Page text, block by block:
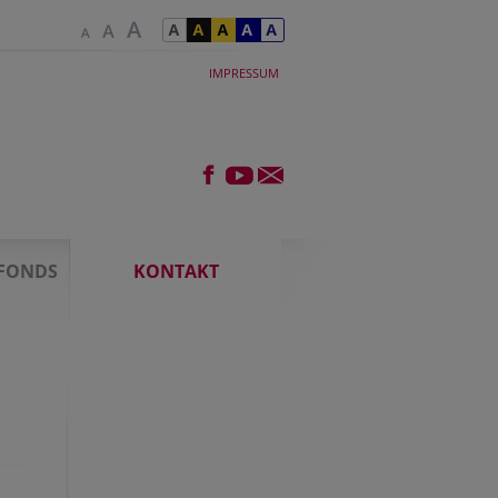
IMPRESSUM
KONTAKT